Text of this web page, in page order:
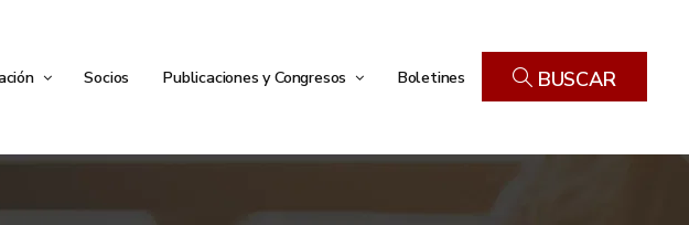
Socios Publicaciones y Congresos Boletines BUSCAR